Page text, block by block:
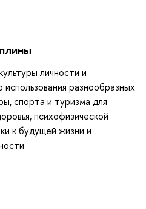
личности и
разнообразных
спорта и туризма для
психофизической
к будущей жизни и